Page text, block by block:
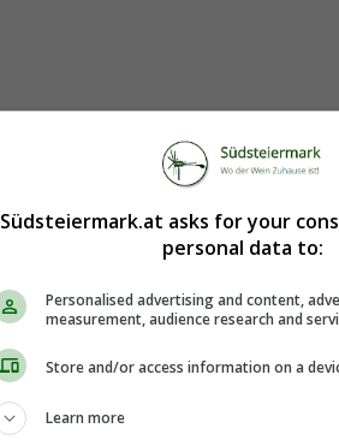
Südsteiermark.at asks for your
personal data to:
Personalised advertising and content,
measurement, audience research and
Store and/or access information on a
Learn more